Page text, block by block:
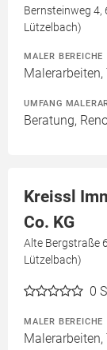
Bernsteinweg
Lützelbach)
MALER BEREICHE
UMFANG
Beratung,
Kreissl
Co. KG
Alte Bergstraße
Lützelbach)
0
MALER BEREICHE